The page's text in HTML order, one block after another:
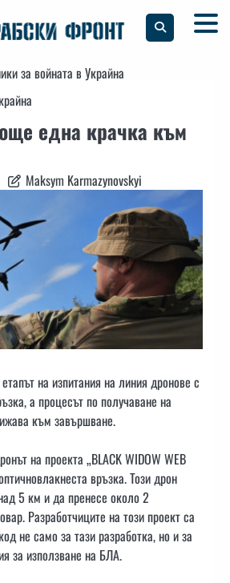
за войната в Украйна
една крачка към
Maksym Karmazynovskyi
на изпитания на линия дронове с
а процесът по получаване на
към завършване.
на проекта „BLACK WIDOW WEB
връзка. Този дрон
5 км и да пренесе около 2
Разработчиците на този проект са
не само за тази разработка, но и за
за използване на БЛА.